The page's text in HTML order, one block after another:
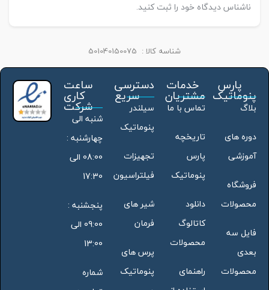
ناشناس دیدگاه خود را ثبت کنید.
شناسه کالا : 501040150075
پارس
پنوماتیک
بلاگ
دوره های
آموزشی
فروشگاه
محصولات
فایل سه
بعدی
محصولات
خدمات
مشتریان
تماس با ما
تاریخچه
پارس
پنوماتیک
دانلود
کاتالوگ
محصولات
راهنمای
دسترسی
سریع
سیلندر
پنوماتیک
تجهیزات
فیلتراسیون
شیر های
فرمان
پرس های
پنوماتیک
ساعت
کاری
شرکت
شنبه الی
چهارشنبه :
08:00 الی
17:30
پنجشنبه :
09:00 الی
13:00
شماره